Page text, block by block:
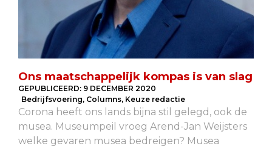
Ons maatschappelijk kompas is van slag
GEPUBLICEERD: 9 DECEMBER 2020
Bedrijfsvoering, Columns, Keuze redactie
Corona heeft ons lands bijna stil gelegd, ook de
musea. Museumpeil vroeg Arend-Jan Weijsters
welke gevaren musea bedreigen? Musea